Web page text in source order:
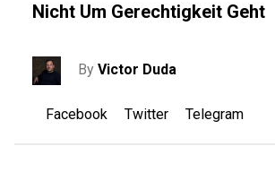
Nicht Um Gerechtigkeit Geht
ByVictor Duda
Facebook Twitter Telegram